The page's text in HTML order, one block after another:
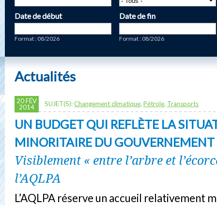
Date de début
Format : 08/2026
Date de fin
Format : 08/2026
Actualités
20 FÉV
2014
SUJET(S):Changement climatique, Pétrole, Transports
UN BUDGET QUI REFLÈTE LA
MINORITAIRE DU GOUVERNEMENT
Visiblement « entre l’arbre et
l’AQLPA
L’AQLPA réserve un accueil relativement